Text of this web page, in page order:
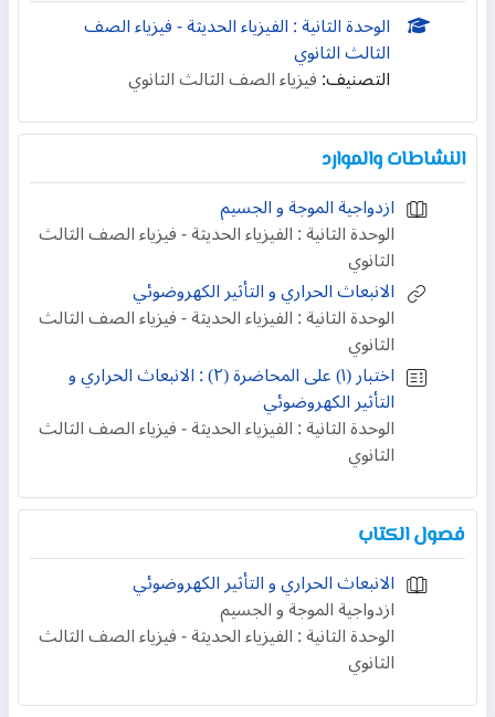
الوحدة الثانية : الفيزياء الحديثة - فيزياء الصف
الثالث الثانوي
التصنيف:فيزياء الصف الثالث الثانوي
النشاطات والموارد
ازدواجية الموجة و الجسيم
الوحدة الثانية : الفيزياء الحديثة - فيزياء الصف الثالث
الثانوي
الانبعاث الحراري و التأثير الكهروضوئي
الوحدة الثانية : الفيزياء الحديثة - فيزياء الصف الثالث
الثانوي
اختبار (۱) على المحاضرة (۲) : الانبعاث الحراري و
التأثير الكهروضوئي
الوحدة الثانية : الفيزياء الحديثة - فيزياء الصف الثالث
الثانوي
فصول الكتاب
الانبعاث الحراري و التأثير الكهروضوئي
ازدواجية الموجة و الجسيم
الوحدة الثانية : الفيزياء الحديثة - فيزياء الصف الثالث
الثانوي